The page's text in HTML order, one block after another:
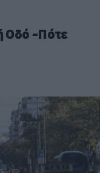
Οδό -Πότε